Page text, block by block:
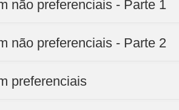
não preferenciais - Parte 1
não preferenciais - Parte 2
preferenciais